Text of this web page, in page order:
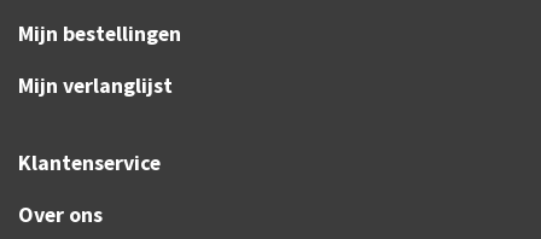
Mijn bestellingen
Mijn verlanglijst
Klantenservice
Over ons